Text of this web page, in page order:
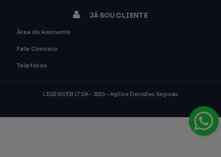
JÁ SOU CLIENTE
Área do Assinante
Fale Conosco
Telefones
LEGISWEB LTDA - 2026 - Agilize Decisões Seguras